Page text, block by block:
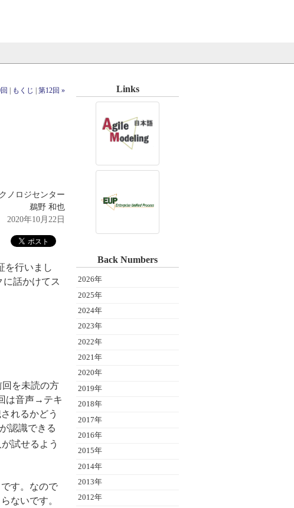
もくじ 第12回 »
ノロジセンター
鵜野 和也
2020年10月22日
を行いまし
話かけてス
回を未読の方
は音声→テキ
れるかどう
認識できる
試せるよう
す。なので
ないです。
Links
Back Numbers
2026年
2025年
2024年
2023年
2022年
2021年
2020年
2019年
2018年
2017年
2016年
2015年
2014年
2013年
2012年